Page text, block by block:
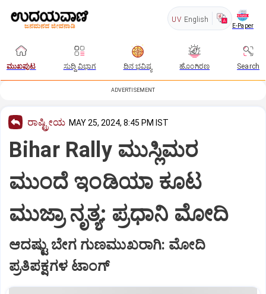
UV English
E-Paper
ಮುಖಪುಟ ಸುದ್ದಿ ವಿಭಾಗ ದಿನ ಭವಿಷ್ಯ ಹೊಂಗಿರಣ Search
ADVERTISEMENT
ರಾಷ್ಟ್ರೀಯ MAY 25, 2024, 8:45 PM IST
Bihar Rally ಮುಸ್ಲಿಮರ
ಮುಂದೆ ಇಂಡಿಯಾ ಕೂಟ
ಮುಜ್ರಾ ನೃತ್ಯ: ಪ್ರಧಾನಿ ಮೋದಿ
ಆದಷ್ಟು ಬೇಗ ಗುಣಮುಖರಾಗಿ: ಮೋದಿ
ಪ್ರತಿಪಕ್ಷಗಳ ಟಾಂಗ್‌